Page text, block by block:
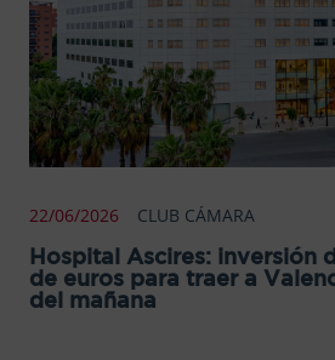
22/06/2026 CLUB CÁMARA
Hospital Ascires: inversión
de euros para traer a
del mañana